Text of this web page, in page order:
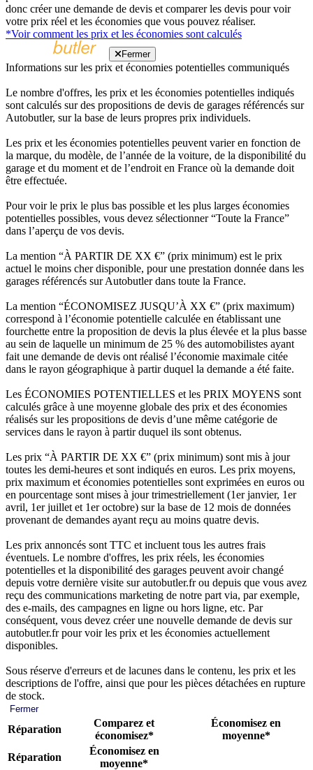
donc créer une demande de devis et comparer les devis pour voir
votre prix réel et les économies que vous pouvez réaliser.
*Voir comment les prix et les économies sont calculés
Fermer
Informations sur les prix et économies potentielles communiqués
Le nombre d'offres, les prix et les économies potentielles indiqués
sont calculés sur des propositions de devis de garages référencés sur
Autobutler, sur la base de leurs propres prix individuels.
Les prix et les économies potentielles peuvent varier en fonction de
la marque, du modèle, de l’année de la voiture, de la disponibilité du
garage et du moment et de l’endroit en France où la demande doit
être effectuée.
Pour voir le prix le plus bas possible et les plus larges économies
potentielles possibles, vous devez sélectionner “Toute la France”
dans l’aperçu de vos devis.
La mention “À PARTIR DE XX €” (prix minimum) est le prix
actuel le moins cher disponible, pour une prestation donnée dans les
garages référencés sur Autobutler dans toute la France.
La mention “ÉCONOMISEZ JUSQU’À XX €” (prix maximum)
correspond à l’économie potentielle calculée en établissant une
fourchette entre la proposition de devis la plus élevée et la plus basse
au sein de laquelle un minimum de 25 % des automobilistes ayant
fait une demande de devis ont réalisé l’économie maximale citée
dans le rayon géographique à partir duquel la demande a été faite.
Les ÉCONOMIES POTENTIELLES et les PRIX MOYENS sont
calculés grâce à une moyenne globale des prix et des économies
réalisés sur les propositions de devis d’une même catégorie de
services dans le rayon à partir duquel ils sont obtenus.
Les prix “À PARTIR DE XX €” (prix minimum) sont mis à jour
toutes les demi-heures et sont indiqués en euros. Les prix moyens,
prix maximum et économies potentielles sont exprimées en euros ou
en pourcentage sont mises à jour trimestriellement (1er janvier, 1er
avril, 1er juillet et 1er octobre) sur la base de 12 mois de données
provenant de demandes ayant reçu au moins quatre devis.
Les prix annoncés sont TTC et incluent tous les autres frais
éventuels. Le nombre d'offres, les prix réels, les économies
potentielles et la disponibilité des garages peuvent avoir changé
depuis votre dernière visite sur autobutler.fr ou depuis que vous avez
reçu des communications marketing de notre part via, par exemple,
des e-mails, des campagnes en ligne ou hors ligne, etc. Par
conséquent, vous devez créer une nouvelle demande de devis sur
autobutler.fr pour voir les prix et les économies actuellement
disponibles.
Sous réserve d'erreurs et de lacunes dans le contenu, les prix et les
descriptions de l'offre, ainsi que pour les pièces détachées en rupture
de stock.
Fermer
Réparation
Comparez et
économisez*
Économisez en
moyenne*
Réparation
Économisez en
moyenne*